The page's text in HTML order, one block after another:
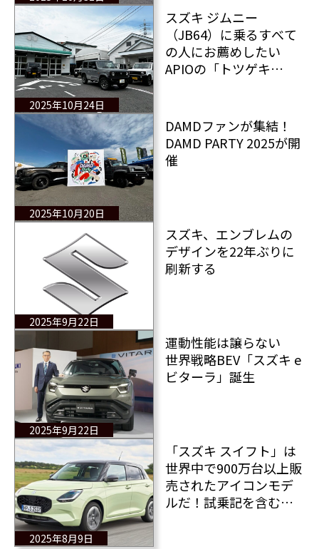
2025年10月24日
スズキ ジムニー
（JB64）に乗るすべて
の人にお薦めしたい
APIOの「トツゲキ
2025年10月20日
DAMDファンが集結！
DAMD PARTY 2025が開
催
2025年9月22日
スズキ、エンブレムの
デザインを22年ぶりに
刷新する
2025年9月22日
運動性能は譲らない
世界戦略BEV「スズキ e
ビターラ」誕生
2025年8月9日
「スズキ スイフト」は
世界中で900万台以上販
売されたアイコンモデ
ルだ！試乗記を含むす